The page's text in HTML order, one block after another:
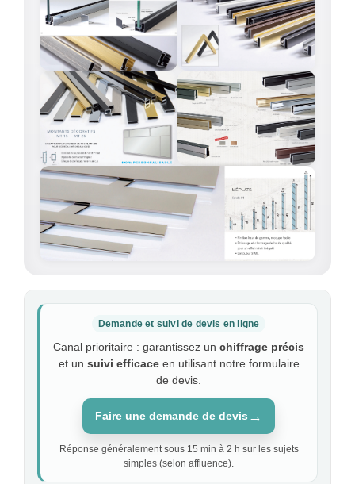
Demande et suivi de devis en ligne
Canal prioritaire : garantissez un chiffrage précis
et un suivi efficaceen utilisant notre formulaire
de devis.
Faire une demande de devis →
Réponse généralement sous 15 min à 2 h sur les sujets
simples (selon affluence).